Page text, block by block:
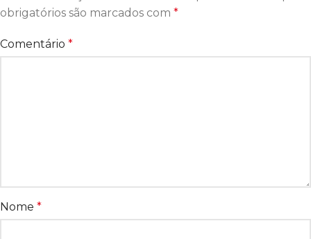
obrigatórios são marcados com *
Comentário *
Nome *